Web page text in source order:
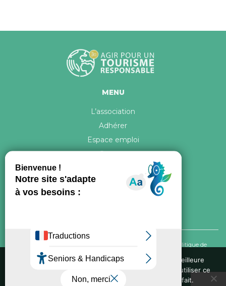
MENU
L’association
Adhérer
Espace emploi
Contact
Politique de
confidentialité
Conception graphique, iconographie et développement de ce site réalisés par
Nous utilisons des cookies pour vous garantir la meilleure
expérience sur notre site web. Si vous continuez à utiliser ce
site, nous supposerons que vous en êtes satisfait.